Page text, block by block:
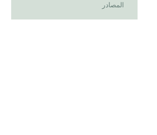
المصادر